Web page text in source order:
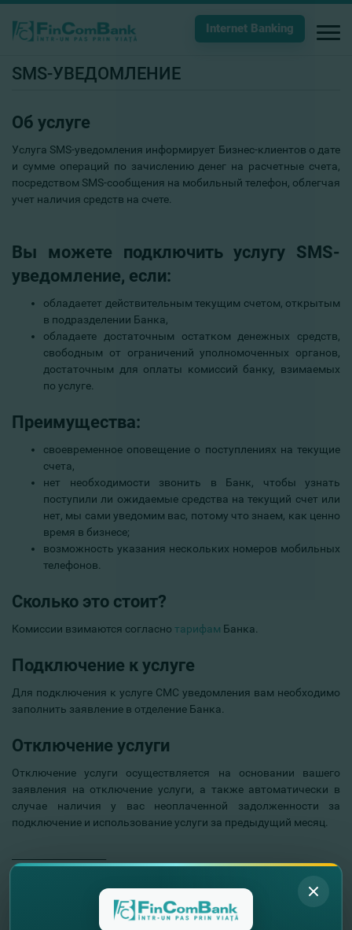
Internet Banking
SMS-УВЕДОМЛЕНИЕ
Об услуге
Услуга SMS-уведомления информирует Бизнес-клиентов о дате
и сумме операций по зачислению денег на расчетные счета,
посредством SMS-сообщения на мобильный телефон, облегчая
учет наличия средств на счете.
Вы можете подключить услугу SMS-
уведомление, если:
обладаетет действительным текущим счетом, открытым
в подразделении Банка,
обладаете достаточным остатком денежных средств,
свободным от ограничений уполномоченных органов,
достаточным для оплаты комиссий банку, взимаемых
по услуге.
Преимущества:
своевременное оповещение о поступлениях на текущие
счета,
нет необходимости звонить в Банк, чтобы узнать
поступили ли ожидаемые средства на текущий счет или
нет, мы сами уведомим вас, потому что знаем, как ценно
время в бизнесе;
возможность указания нескольких номеров мобильных
телефонов.
Сколько это стоит?
Комиссии взимаются согласно тарифам Банка.
Подключение к услуге
Для подключения к услуге СМС уведомления вам необходимо
заполнить заявление в отделение Банка.
Отключение услуги
Отключение услуги осуществляется на основании вашего
заявления на отключение услуги, а также автоматически в
случае наличия у вас неоплаченной задолженности за
подключение и использование услуги за предыдущий месяц.
Подпишись на страницуfincombusiness
в Facebook —
платформу, предназначенную для клиентов бизнес. На
fincombusiness
вы найдете последние новости о